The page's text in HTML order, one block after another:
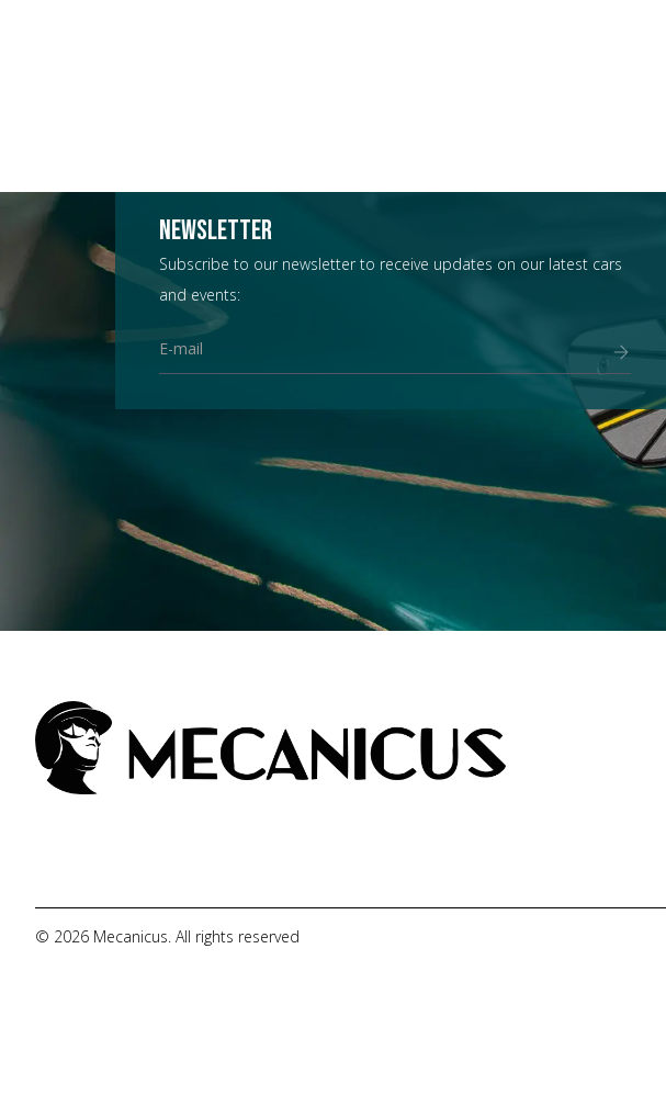
Newsletter
Subscribe to our newsletter to receive updates on our latest cars
and events:
© 2026 Mecanicus. All rights reserved